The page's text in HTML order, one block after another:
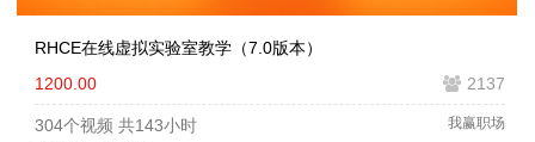
RHCE在线虚拟实验室教学（7.0版本）
2137
1200.00
我赢职场
304个视频 共143小时